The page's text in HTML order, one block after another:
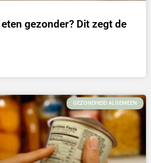
gezonder? Dit zegt de
GEZONDHEID ALGEMEEN